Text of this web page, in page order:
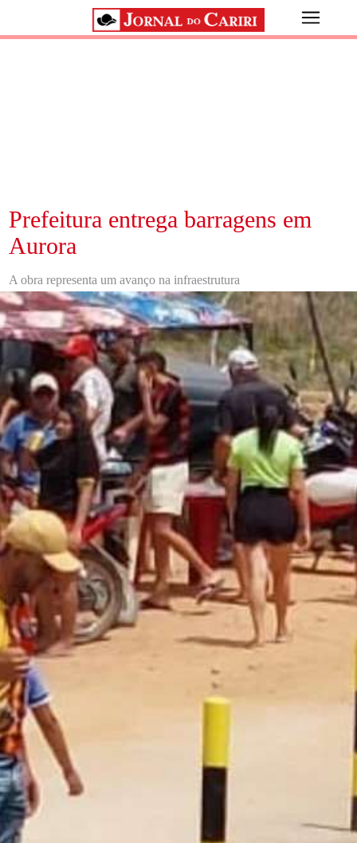
Prefeitura entrega barragens em
Aurora
A obra representa um avanço na infraestrutura